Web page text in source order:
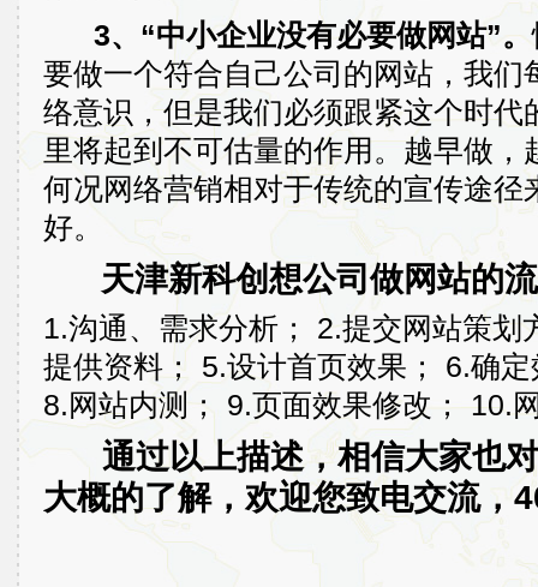
3、“中小企业没有必要做网站”。
要做一个符合自己公司的网站，我们
络意识，但是我们必须跟紧这个时代
里将起到不可估量的作用。越早做
何况网络营销相对于传统的宣传途径
好。
天津新科创想公司做网站的
1.沟通、需求分析； 2.提交网站策划
提供资料； 5.设计首页效果； 6.确
8.网站内测； 9.页面效果修改； 10.
通过以上描述，相信大家也
大概的了解，欢迎您致电交流，